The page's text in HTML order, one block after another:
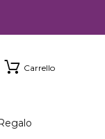
Carrello